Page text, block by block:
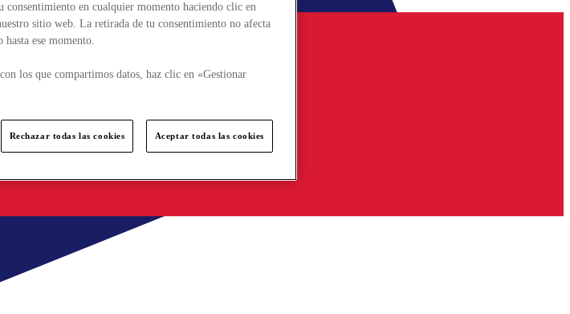
en cualquier momento haciendo clic en
sitio web. La retirada de tu consentimiento no afecta
ese momento.
los que compartimos datos, haz clic en «Gestionar
Rechazar todas las cookies Aceptar todas las cookies